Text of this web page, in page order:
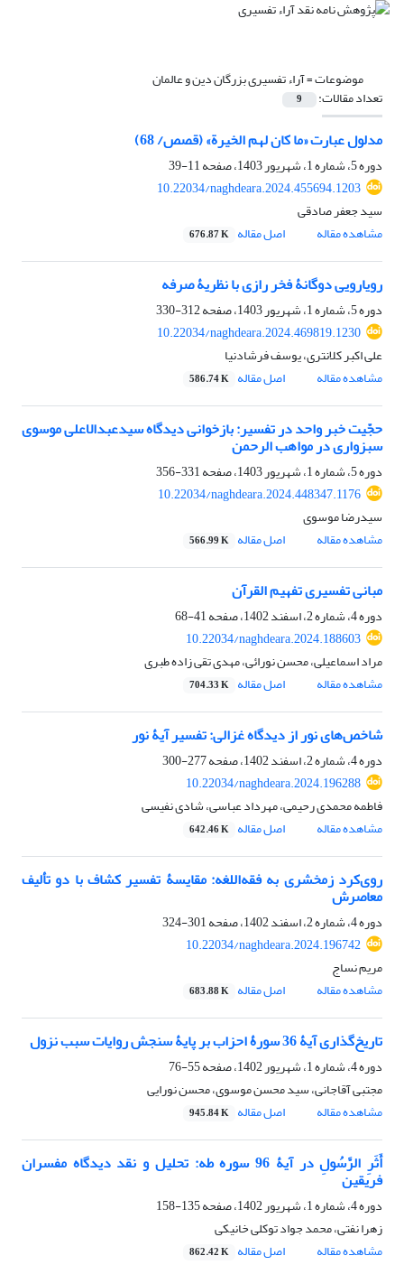
موضوعات =آراء تفسیری بزرگان دین و عالمان
تعداد مقالات: 9
مدلول عبارت «ما کان لهم الخیرة» (قصص/ 68)
دوره 5، شماره 1، شهریور 1403، صفحه
11-39
10.22034/naghdeara.2024.455694.1203
سید جعفر صادقی
مشاهده مقاله
اصل مقاله 676.87 K
رویارویی دوگانۀ فخر رازی با نظریۀ صرفه
دوره 5، شماره 1، شهریور 1403، صفحه
312-330
10.22034/naghdeara.2024.469819.1230
علی اکبر کلانتری، یوسف فرشادنیا
مشاهده مقاله
اصل مقاله 586.74 K
حجّیت خبر واحد در تفسیر: بازخوانی دیدگاه سیدعبدالاعلی موسوی
سبزواری در مواهب الرحمن
دوره 5، شماره 1، شهریور 1403، صفحه
331-356
10.22034/naghdeara.2024.448347.1176
سیدرضا موسوی
مشاهده مقاله
اصل مقاله 566.99 K
مبانی تفسیری تفهیم القرآن
دوره 4، شماره 2، اسفند 1402، صفحه
41-68
10.22034/naghdeara.2024.188603
مراد اسماعیلی، محسن نورائی، مهدی تقی زاده طبری
مشاهده مقاله
اصل مقاله 704.33 K
شاخص‌های نور از دیدگاه غزالی: تفسیر آیۀ نور
دوره 4، شماره 2، اسفند 1402، صفحه
277-300
10.22034/naghdeara.2024.196288
فاطمه محمدی رحیمی، مهرداد عباسی، شادی نفیسی
مشاهده مقاله
اصل مقاله 642.46 K
روی‌کرد زمخشری به فقه‌اللغه: مقایسۀ تفسیر کشاف با دو تألیف
معاصرش
دوره 4، شماره 2، اسفند 1402، صفحه
301-324
10.22034/naghdeara.2024.196742
مریم نساج
مشاهده مقاله
اصل مقاله 683.88 K
تاریخ‌گذاری آیۀ 36 سورۀ احزاب بر پایۀ سنجش روایات سبب نزول
دوره 4، شماره 1، شهریور 1402، صفحه
55-76
مجتبی آقاجانی، سید محسن موسوی، محسن نورایی
مشاهده مقاله
اصل مقاله 945.84 K
أَثَرِ الرَّسُولِ در آیۀ 96 سوره طه: تحلیل و نقد دیدگاه مفسران
فریقین
دوره 4، شماره 1، شهریور 1402، صفحه
135-158
زهرا نفتی، محمد جواد توکلی خانیکی
مشاهده مقاله
اصل مقاله 862.42 K